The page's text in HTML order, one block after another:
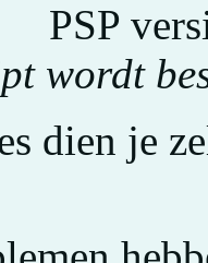
PSP
wordt
dien je